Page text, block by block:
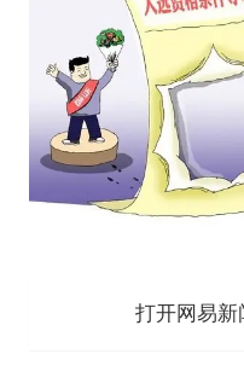
打开网易